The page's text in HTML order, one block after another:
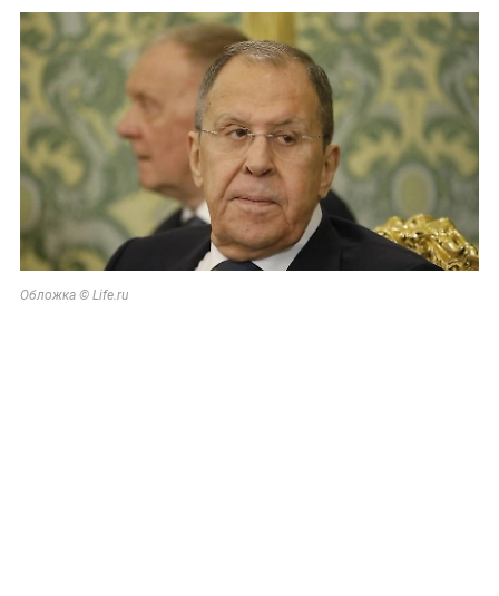
Обложка © Life.ru